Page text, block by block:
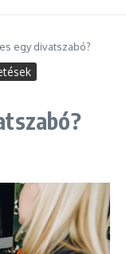
egy divatszabó?